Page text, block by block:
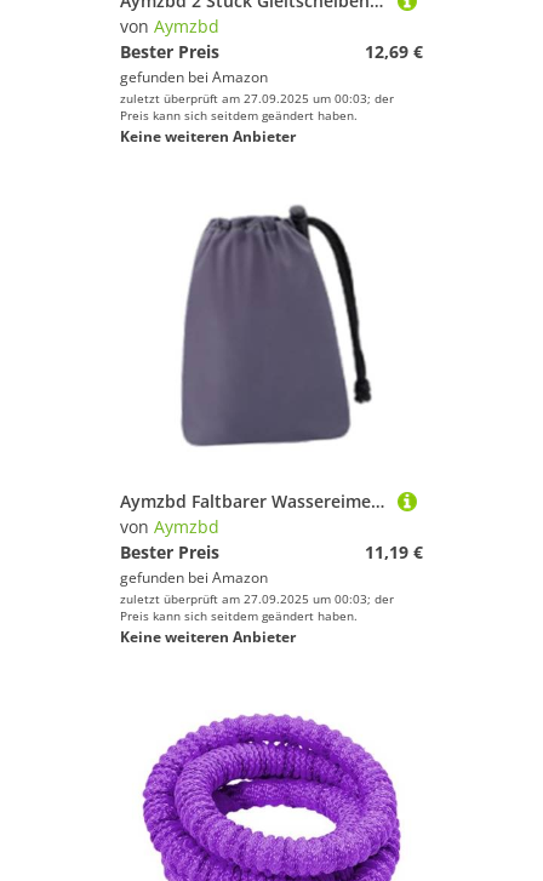
von Aymzbd
Bester Preis
12,69 €
gefunden bei Amazon
zuletzt überprüft am 27.09.2025 um 00:03; der
Preis kann sich seitdem geändert haben.
Keine weiteren Anbieter
Aymzbd Faltbarer Wassereimer, Wasserbehälter, Campingausrüstung, Auslaufsicher, Camping Waschbecken für Notfälle, Wohnmobile, Rucksackreise, Lila
von Aymzbd
Bester Preis
11,19 €
gefunden bei Amazon
zuletzt überprüft am 27.09.2025 um 00:03; der
Preis kann sich seitdem geändert haben.
Keine weiteren Anbieter